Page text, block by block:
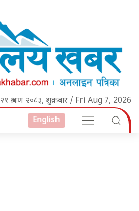
२१ श्रावण २०८३, शुक्रबार / Fri Aug 7, 2026
English